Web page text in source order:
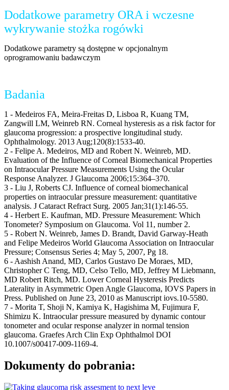
Dodatkowe parametry ORA i wczesne
wykrywanie stożka rogówki
Dodatkowe parametry są dostępne w opcjonalnym
oprogramowaniu badawczym
Badania
1 - Medeiros FA, Meira-Freitas D, Lisboa R, Kuang TM,
Zangwill LM, Weinreb RN. Corneal hysteresis as a risk factor for
glaucoma progression: a prospective longitudinal study.
Ophthalmology. 2013 Aug;120(8):1533-40.
2 - Felipe A. Medeiros, MD and Robert N. Weinreb, MD.
Evaluation of the Influence of Corneal Biomechanical Properties
on Intraocular Pressure Measurements Using the Ocular
Response Analyzer. J Glaucoma 2006;15:364–370.
3 - Liu J, Roberts CJ. Influence of corneal biomechanical
properties on intraocular pressure measurement: quantitative
analysis. J Cataract Refract Surg. 2005 Jan;31(1):146-55.
4 - Herbert E. Kaufman, MD. Pressure Measurement: Which
Tonometer? Symposium on Glaucoma. Vol 11, number 2.
5 - Robert N. Weinreb, James D. Brandt, David Garway-Heath
and Felipe Medeiros World Glaucoma Association on Intraocular
Pressure; Consensus Series 4; May 5, 2007, Pg 18.
6 - Aashish Anand, MD, Carlos Gustavo De Moraes, MD,
Christopher C Teng, MD, Celso Tello, MD, Jeffrey M Liebmann,
MD Robert Ritch, MD. Lower Corneal Hysteresis Predicts
Laterality in Asymmetric Open Angle Glaucoma, IOVS Papers in
Press. Published on June 23, 2010 as Manuscript iovs.10-5580.
7 - Morita T, Shoji N, Kamiya K, Hagishima M, Fujimura F,
Shimizu K. Intraocular pressure measured by dynamic contour
tonometer and ocular response analyzer in normal tension
glaucoma. Graefes Arch Clin Exp Ophthalmol DOI
10.1007/s00417-009-1169-4.
Dokumenty do pobrania: